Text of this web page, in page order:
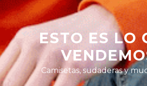
ESTO ES LO
Camisetas, sudaderas y